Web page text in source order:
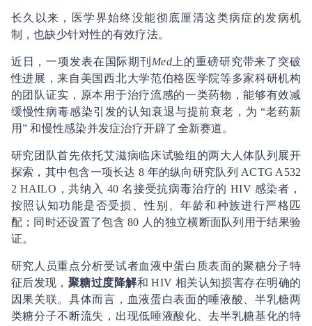
长久以来，医学界始终没能彻底厘清这类病症的发病机
制，也缺少针对性的有效疗法。
近日，一项发表在国际期刊 Med上的重磅研究带来了突破
性进展，来自美国西北大学范伯格医学院等多家科研机构
的团队证实，原本用于治疗流感的一类药物，能够有效减
缓慢性病毒感染引发的认知衰退与提前衰老，为 “老药新
用” 和慢性感染并发症治疗开辟了全新赛道。
研究团队首先依托艾滋病临床试验组的两大人体队列展开
探索，其中包含一项长达 8 年的纵向研究队列 ACTG A532
2 HAILO，共纳入 40 名接受抗病毒治疗的 HIV 感染者，
按照认知功能是否受损、性别、年龄和种族进行严格匹
配；同时还设置了包含 80 人的独立横断面队列用于结果验
证。
研究人员重点分析受试者血液中蛋白质表面的聚糖分子特
征后发现， 聚糖过度降解和 HIV 相关认知损害存在明确的
因果关联。具体而言，血液蛋白表面的唾液酸、半乳糖两
类糖分子不断流失，出现低唾液酸化、去半乳糖基化的特